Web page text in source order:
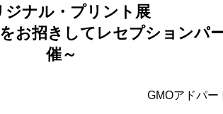
ジナル・プリント展
お招きしてレセプションパ
催～
GMOアドパー